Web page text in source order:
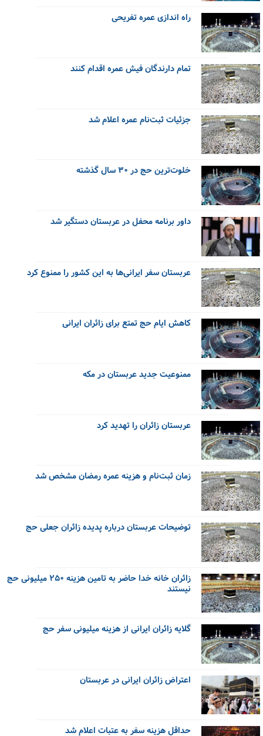
راه اندازی عمره تفریحی
تمام دارندگان فیش عمره اقدام کنند
جزئیات ثبت‌نام عمره اعلام شد
خلوت‌ترین حج در ۳۰ سال گذشته
داور برنامه محفل در عربستان دستگیر شد
عربستان سفر ایرانی‌ها به این کشور را ممنوع کرد
کاهش ایام حج تمتع برای زائران ایرانی
ممنوعیت جدید عربستان در مکه
عربستان زائران را تهدید کرد
زمان ثبت‌نام و هزینه عمره رمضان مشخص شد
توضیحات عربستان درباره پدیده زائران جعلی حج
زائران خانه خدا حاضر به تامین هزینه ۲۵۰ میلیونی حج
نیستند
گلایه زائران ایرانی از هزینه میلیونی سفر حج
اعتراض زائران ایرانی در عربستان
حداقل هزینه سفر به عتبات اعلام شد